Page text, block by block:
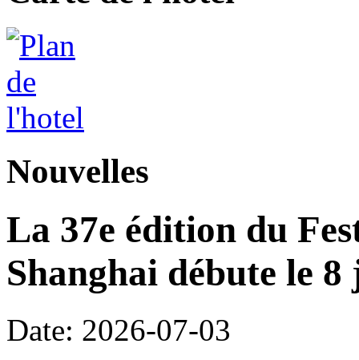
Nouvelles
La 37e édition du
Shanghai débute le
Date: 2026-07-03